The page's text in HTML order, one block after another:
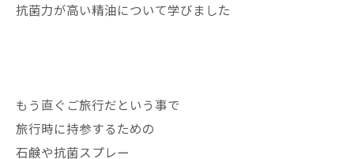
抗菌力が高い精油について学びました
もう直ぐご旅行だという事で
旅行時に持参するための
石鹸や抗菌スプレー